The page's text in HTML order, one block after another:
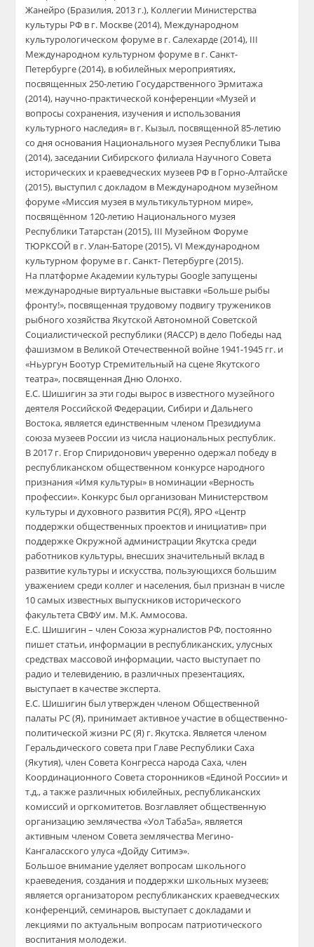
Жанейро (Бразилия, 2013 г.), Коллегии Министерства
культуры РФ в г. Москве (2014), Международном
культурологическом форуме в г. Салехарде (2014), III
Международном культурном форуме в г. Санкт-
Петербурге (2014), в юбилейных мероприятиях,
посвященных 250-летию Государственного Эрмитажа
(2014), научно-практической конференции «Музей и
вопросы сохранения, изучения и использования
культурного наследия» в г. Кызыл, посвященной 85-летию
со дня основания Национального музея Республики Тыва
(2014), заседании Сибирского филиала Научного Совета
исторических и краеведческих музеев РФ в Горно-Алтайске
(2015), выступил с докладом в Международном музейном
форуме «Миссия музея в мультикультурном мире»,
посвящённом 120-летию Национального музея
Республики Татарстан (2015), III Музейном Форуме
ТЮРКСОЙ в г. Улан-Баторе (2015), VI Международном
культурном форуме в г. Санкт- Петербурге (2015).
​На платформе Академии культуры Google запущены
международные виртуальные выставки «Больше рыбы
фронту!», посвященная трудовому подвигу тружеников
рыбного хозяйства Якутской Автономной Советской
Социалистической республики (ЯАССР) в дело Победы над
фашизмом в Великой Отечественной войне 1941-1945 гг. и
«Ньургун Боотур Стремительный на сцене Якутского
театра», посвященная Дню Олонхо.
​Е.С. Шишигин за эти годы вырос в известного музейного
деятеля Российской Федерации, Сибири и Дальнего
Востока, является единственным членом Президиума
союза музеев России из числа национальных республик.
​В 2017 г. Егор Спиридонович уверенно одержал победу в
республиканском общественном конкурсе народного
признания «Имя культуры» в номинации «Верность
профессии». Конкурс был организован Министерством
культуры и духовного развития РС(Я), ЯРО «Центр
поддержки общественных проектов и инициатив» при
поддержке Окружной администрации Якутска среди
работников культуры, внесших значительный вклад в
развитие культуры и искусства, пользующихся большим
уважением среди коллег и населения, был признан в числе
10 самых известных выпускников исторического
факультета СВФУ им. М.К. Аммосова.
​Е.С. Шишигин – член Союза журналистов РФ, постоянно
пишет статьи, информации в республиканских, улусных
средствах массовой информации, часто выступает по
радио и телевидению, в различных презентациях,
выступает в качестве эксперта.
​Е.С. Шишигин был утвержден членом Общественной
палаты РС (Я), принимает активное участие в общественно-
политической жизни РС (Я) г. Якутска. Является членом
Геральдического совета при Главе Республики Саха
(Якутия), член Совета Конгресса народа Саха, член
Координационного Совета сторонников «Единой России» и
т.д., а также различных юбилейных, республиканских
комиссий и оргкомитетов. Возглавляет общественную
организацию землячества «Уол Таба5а», является
активным членом Совета землячества Мегино-
Кангаласского улуса «Дойду Ситимэ».
​Большое внимание уделяет вопросам школьного
краеведения, создания и поддержки школьных музеев;
является организатором республиканских краеведческих
конференций, семинаров, выступает с докладами и
лекциями по актуальным вопросам патриотического
воспитания молодежи.